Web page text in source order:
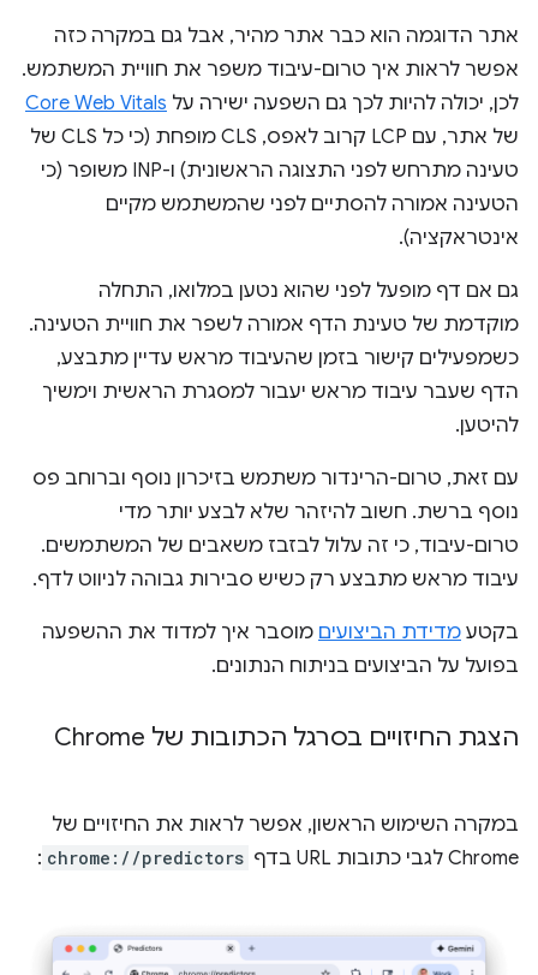
אתר הדוגמה הוא כבר אתר מהיר, אבל גם במקרה כזה
אפשר לראות איך טרום-עיבוד משפר את חוויית המשתמש.
לכן, יכולה להיות לכך גם השפעה ישירה על Core Web Vitals
של אתר, עם LCP קרוב לאפס, CLS מופחת (כי כל CLS של
טעינה מתרחש לפני התצוגה הראשונית) ו-INP משופר (כי
הטעינה אמורה להסתיים לפני שהמשתמש מקיים
אינטראקציה).
גם אם דף מופעל לפני שהוא נטען במלואו, התחלה
מוקדמת של טעינת הדף אמורה לשפר את חוויית הטעינה.
כשמפעילים קישור בזמן שהעיבוד מראש עדיין מתבצע,
הדף שעבר עיבוד מראש יעבור למסגרת הראשית וימשיך
להיטען.
עם זאת, טרום-הרינדור משתמש בזיכרון נוסף וברוחב פס
נוסף ברשת. חשוב להיזהר שלא לבצע יותר מדי
טרום-עיבוד, כי זה עלול לבזבז משאבים של המשתמשים.
עיבוד מראש מתבצע רק כשיש סבירות גבוהה לניווט לדף.
בקטע מדידת הביצועים מוסבר איך למדוד את ההשפעה
בפועל על הביצועים בניתוח הנתונים.
הצגת החיזויים בסרגל הכתובות של Chrome
במקרה השימוש הראשון, אפשר לראות את החיזויים של
Chrome לגבי כתובות URL בדף
chrome://predictors
: